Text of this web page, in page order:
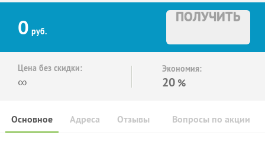
0 руб.
ПОЛУЧИТЬ
Цена без скидки:
∞
Экономия:
20 %
Основное Отзывы Вопросы по акции
Адреса